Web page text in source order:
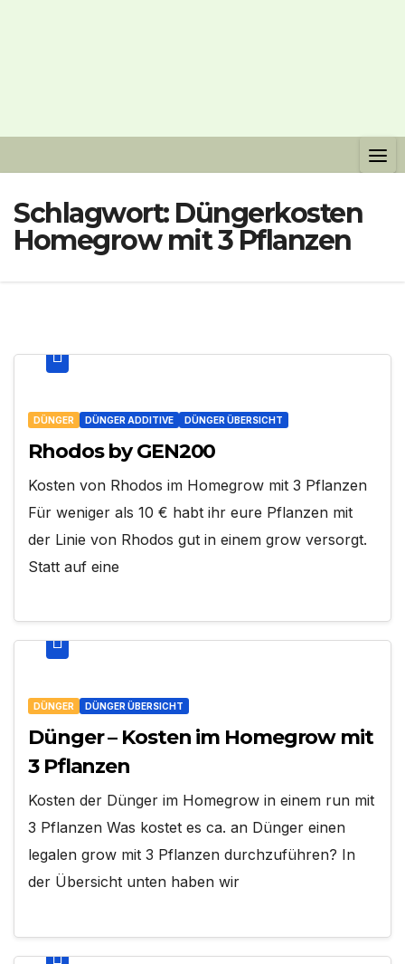
Schlagwort: Düngerkosten
Homegrow mit 3 Pflanzen
DÜNGER DÜNGER ADDITIVE DÜNGER ÜBERSICHT
Rhodos by GEN200
Kosten von Rhodos im Homegrow mit 3 Pflanzen
Für weniger als 10 € habt ihr eure Pflanzen mit
der Linie von Rhodos gut in einem grow versorgt.
Statt auf eine
DÜNGER DÜNGER ÜBERSICHT
Dünger – Kosten im Homegrow mit
3 Pflanzen
Kosten der Dünger im Homegrow in einem run mit
3 Pflanzen Was kostet es ca. an Dünger einen
legalen grow mit 3 Pflanzen durchzuführen? In
der Übersicht unten haben wir